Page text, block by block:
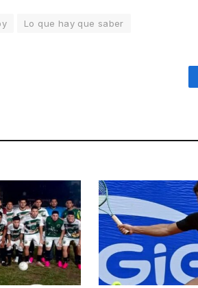
Lo que hay que saber